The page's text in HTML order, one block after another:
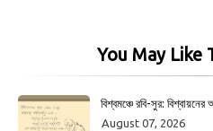
You May Like
বিশ্বমঞ্চে রবি-সুর:
August 07, 2026